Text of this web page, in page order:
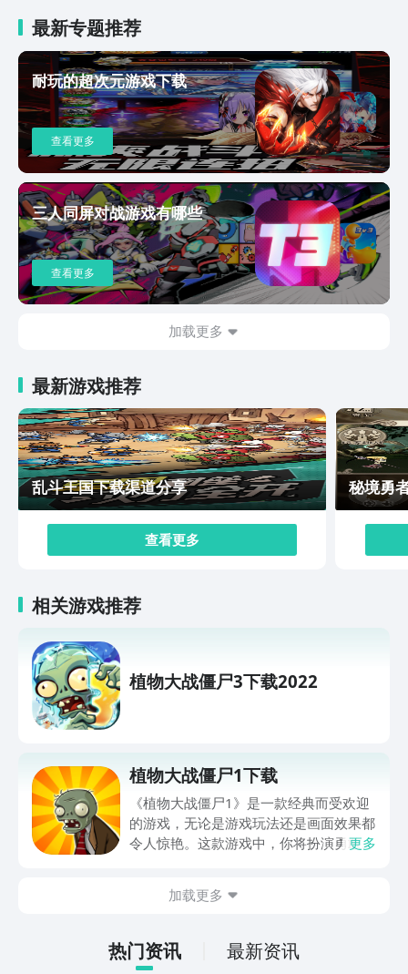
充满探索欲的沉浸式体验。游戏里增添了许多全新的植物
品种，每一种都具备不同的技能和特性。人参大师是一位
新登场且实力强劲的植物角色。它有着独特的攻击方式，
能够释放出高能量的光束。这种光束不仅可以直接对前方
的僵尸造成可观的伤害，还具备群体治疗以及范围攻击的
效果。而且，随着人参大师等级的逐步提升，它还会陆续
解锁更多强大的技能，像群体治疗和范围攻击等能力也会
得到进一步强化。在后续的防御战斗中，人参大师定会成
为不可或缺的关键力量。在游戏过程中，玩家会遭遇一波
又一波涌来的僵尸，这对玩家的策略规划能力和操作熟练
度都是不小的考验。游戏特别推出了无尽挑战模式，该模
式难度设定较高，颇具挑战性。进入这个模式后，玩家会
遭遇持续不断的僵尸大军来袭。要想成功抵御更多轮次的
攻击，玩家就得巧妙运用策略，适时升级手中的植物，并
灵活调整战术布局。参与这样的挑战，不仅能进一步锤炼
玩家的操作技能，成功通关后还能收获颇为丰厚的奖励。
创意元素。游戏里新登场植物的独特能力，搭配上全新玩
法所蕴含的策略深度，共同为玩家营造出一种全新的游戏
感受。
最新专题推荐
耐玩的超次元游戏下载
查看更多
三人同屏对战游戏有哪些
查看更多
加载更多
最新游戏推荐
乱斗王国下载渠道分享
查看更多
秘境勇
相关游戏推荐
植物大战僵尸3下载2022
植物大战僵尸1下载
《植物大战僵尸1》是一款经典而受欢迎
的游戏，无论是游戏玩法还是画面效果都
令人惊艳。这款游戏中，你将扮演勇敢的
都有独特的能力和技能，你需要巧妙地运
1》不仅有刺激的关卡挑战，还有趣味十
足的迷你游戏等待着你的探索。而且，这
更多
加载更多
热门资讯 最新资讯